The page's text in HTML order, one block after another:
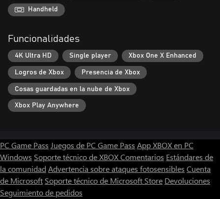
Handheld
Funcionalidades
4K Ultra HD Single player Xbox One X Enhanced
Logros de Xbox Presencia de Xbox
Cosas guardadas en la nube de Xbox
Xbox Play Anywhere
PC Game Pass Juegos de PC Game Pass App XBOX en PC
Windows Soporte técnico de XBOXComentarios Estándares de
la comunidad Advertencia sobre ataques fotosensibles Cuenta
de Microsoft Soporte técnico de Microsoft Store Devoluciones
Seguimiento de pedidos